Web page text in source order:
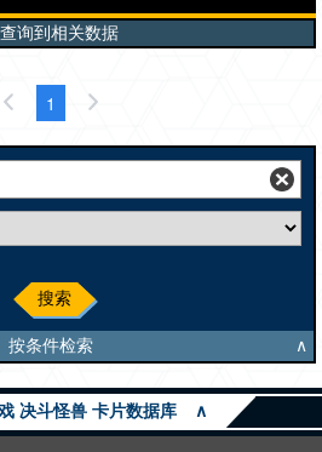
询到相关数据
1
搜索
按条件检索 ∧
决斗怪兽 卡片数据库 ∧